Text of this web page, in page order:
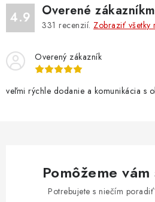
4.9 Overené
331 recenzií. Zobraziť všetky
Overený zákazník
veľmi rýchle dodanie a komunikácia s
Pomôžeme
Potrebujete s niečím